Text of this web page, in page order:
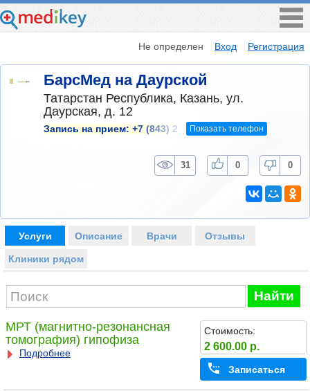
Не определен Вход Регистрация
БарсМед на Даурской
Татарстан Республика, Казань, ул.
Даурская, д. 12
Запись на прием: +7 (843) 2 Показать телефон
31 0 0
Услуги Описание Врачи Отзывы
Клиники рядом
Найти
МРТ (магнитно-резонансная
томография) гипофиза
Подробнее
Стоимость:
2 600.00 р.
Записаться